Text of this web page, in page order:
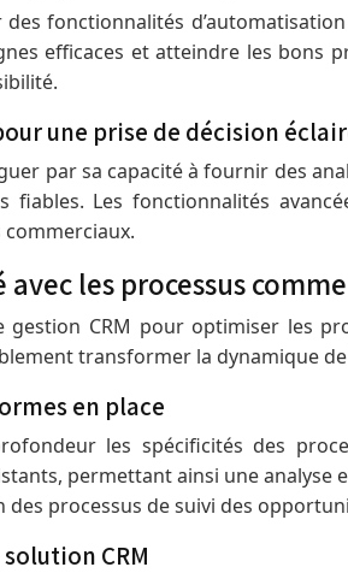
fonctionnalités
efficaces et atteindre les bons
une prise de décision
par sa capacité à fournir des
fiables. Les fonctionnalités
les processus
gestion CRM pour optimiser les
transformer la dynamique
en place
les spécificités des
permettant ainsi une
processus de suivi des
CRM